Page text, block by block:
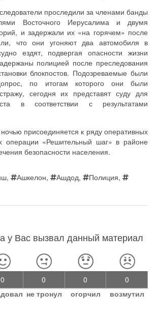
проследили за членами банды
Восточного Иерусалима и двумя
и задержали их «на горячем» после
что они угоняют два автомобиля в
ездят, подвергая опасности жизни
полицией после преследования
блокпостов. Подозреваемые были
по итогам которого они были
сегодня их представят суду для
в соответствии с результатами
присоединяется к ряду оперативных
операции «Решительный шаг» в районе
безопасности населения.
, Ашкелон, Ашдод, Полиция,
у Вас вызвал данный материал
0
0
не тронул
0
огорчил
0
возмутил